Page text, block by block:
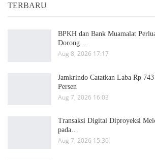
TERBARU
BPKH dan Bank Muamalat
Dorong…
Aug 8, 2026 17:17
Jamkrindo Catatkan Laba Rp
Persen
Aug 7, 2026 16:03
Transaksi Digital Diproyeksi
pada…
Aug 7, 2026 15:30